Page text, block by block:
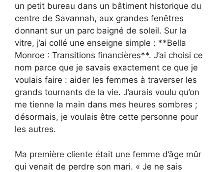
un petit bureau dans un bâtiment historique du
centre de Savannah, aux grandes fenêtres
donnant sur un parc baigné de soleil. Sur la
vitre, j’ai collé une enseigne simple : **Bella
Monroe : Transitions financières**. J’ai choisi ce
nom parce que je savais exactement ce que je
voulais faire : aider les femmes à traverser les
grands tournants de la vie. J’aurais voulu qu’on
me tienne la main dans mes heures sombres ;
désormais, je voulais être cette personne pour
les autres.
Ma première cliente était une femme d’âge mûr
qui venait de perdre son mari. « Je ne sais